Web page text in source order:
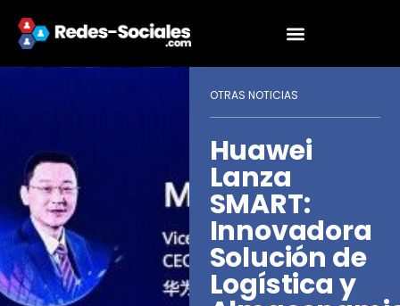
OTRAS NOTICIAS
Huawei
Lanza
SMART:
Innovadora
Solución de
Logística y